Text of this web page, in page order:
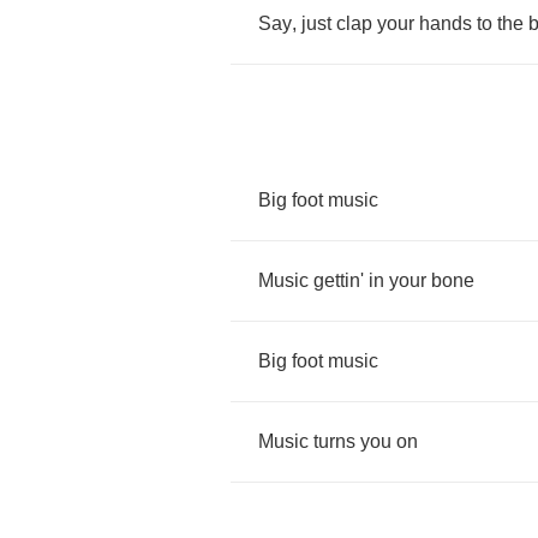
Say, just clap your hands to the
Big foot music
Music gettin' in your bone
Big foot music
Music turns you on